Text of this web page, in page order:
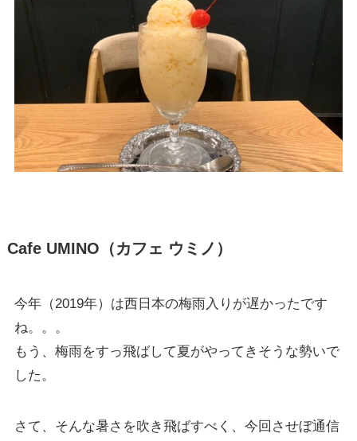
Cafe UMINO（カフェ ウミノ）
今年（2019年）は西日本の梅雨入りが遅かったです
ね。。。
もう、梅雨をすっ飛ばして夏がやってきそうな勢いで
した。
さて、そんな暑さを吹き飛ばすべく、今回させぼ通信